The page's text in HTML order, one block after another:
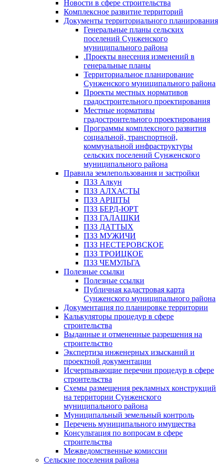
Новости в сфере строительства
Комплексное развитие территорий
Документы территориального планирования
Генеральные планы сельских
поселений Сунженского
муниципального района
.Проекты внесения изменений в
генеральные планы
Территориальное планирование
Сунженского муниципального района
Проекты местных нормативов
градостроительного проектирования
Местные нормативы
градостроительного проектирования
Программы комплексного развития
социальной, транспортной,
коммунальной инфраструктуры
сельских поселений Сунженского
муниципального района
Правила землепользования и застройки
ПЗЗ Алкун
ПЗЗ АЛХАСТЫ
ПЗЗ АРШТЫ
ПЗЗ БЕРД-ЮРТ
ПЗЗ ГАЛАШКИ
ПЗЗ ДАТТЫХ
ПЗЗ МУЖИЧИ
ПЗЗ НЕСТЕРОВСКОЕ
ПЗЗ ТРОИЦКОЕ
ПЗЗ ЧЕМУЛЬГА
Полезные ссылки
Полезные ссылки
Публичная кадастровая карта
Сунженского муниципального района
Документация по планировке территории
Калькуляторы процедур в сфере
строительства
Выданные и отмененные разрешения на
строительство
Экспертиза инженерных изысканий и
проектной документации
Исчерпывающие перечни процедур в сфере
строительства
Схемы размещения рекламных конструкций
на территории Сунженского
муниципального района
Муниципальный земельный контроль
Перечень муниципального имущества
Консультация по вопросам в сфере
строительства
Межведомственные комиссии
Сельские поселения района